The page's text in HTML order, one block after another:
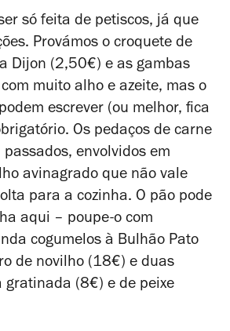
só feita de petiscos, já que
Provámos o croquete de
Dijon (2,50€) e as gambas
muito alho e azeite, mas o
escrever (ou melhor, fica
Os pedaços de carne
envolvidos em
avinagrado que não vale
para a cozinha. O pão pode
aqui – poupe-o com
cogumelos à Bulhão Pato
de novilho (18€) e duas
gratinada (8€) e de peixe